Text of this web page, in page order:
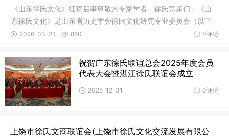
《山东徐氏文化》征稿启事尊敬的专家学者、徐氏宗亲们：《山
东徐氏文化》是山东省历史学会徐国文化研究专业委员会（以下
简称“专委会”）主办的内部交流刊物，办刊宗旨是弘扬祖德，敦亲
播徐氏文化，推动宗亲联谊，发挥徐氏家族各界宗亲的合作力量
提供了交流平台，
0评论
2026-03-24 860
祝贺广东徐氏联谊总会2025年度会员
代表大会暨湛江徐氏联谊会成立
0评论
2025-12-31
上饶市徐氏文商联谊会(上饶市徐氏文化交流发展有限公